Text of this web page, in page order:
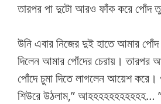
তারপর পা দুটো আরও ফাঁক করে পোঁদ
উনি এবার নিজের দুই হাতে আমার পোঁদ
দিলেন আমার পোঁদের চেরায়। তারপর
পোঁদে চুমা দিতে লাগলেন আয়েশ
শিউরে উঠলাম,” আহহহহহহহহহহহ…